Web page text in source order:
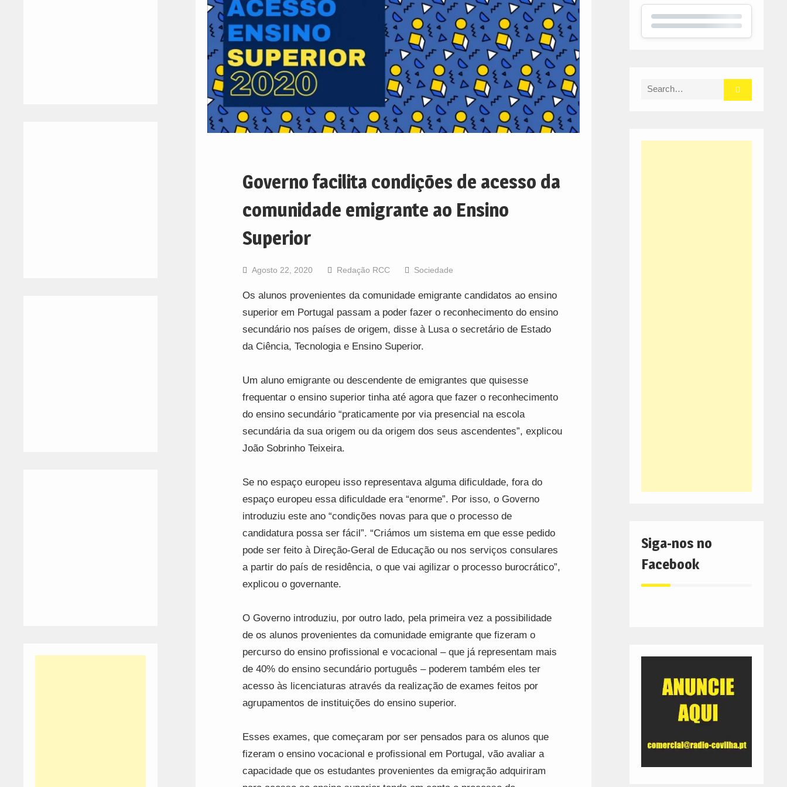
Governo facilita condições de acesso da
comunidade emigrante ao Ensino
Superior
Agosto 22, 2020 Redação RCC Sociedade
Os alunos provenientes da comunidade emigrante candidatos ao ensino
superior em Portugal passam a poder fazer o reconhecimento do ensino
secundário nos países de origem, disse à Lusa o secretário de Estado
da Ciência, Tecnologia e Ensino Superior.
Um aluno emigrante ou descendente de emigrantes que quisesse
frequentar o ensino superior tinha até agora que fazer o reconhecimento
do ensino secundário “praticamente por via presencial na escola
secundária da sua origem ou da origem dos seus ascendentes”, explicou
João Sobrinho Teixeira.
Se no espaço europeu isso representava alguma dificuldade, fora do
espaço europeu essa dificuldade era “enorme”. Por isso, o Governo
introduziu este ano “condições novas para que o processo de
candidatura possa ser fácil”. “Criámos um sistema em que esse pedido
pode ser feito à Direção-Geral de Educação ou nos serviços consulares
a partir do país de residência, o que vai agilizar o processo burocrático”,
explicou o governante.
O Governo introduziu, por outro lado, pela primeira vez a possibilidade
de os alunos provenientes da comunidade emigrante que fizeram o
percurso do ensino profissional e vocacional – que já representam mais
de 40% do ensino secundário português – poderem também eles ter
acesso às licenciaturas através da realização de exames feitos por
agrupamentos de instituições do ensino superior.
Esses exames, que começaram por ser pensados para os alunos que
fizeram o ensino vocacional e profissional em Portugal, vão avaliar a
capacidade que os estudantes provenientes da emigração adquiriram
Search
Siga-nos no
Facebook